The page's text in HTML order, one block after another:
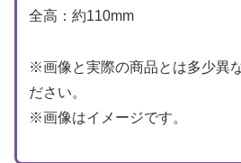
全高：約110mm
※画像と実際の商品とは多少異
ださい。
※画像はイメージです。